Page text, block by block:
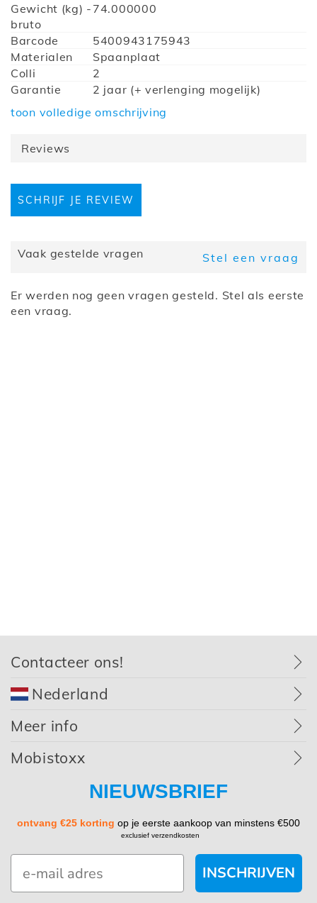
Meer
informatie
Gewicht (kg) -
bruto
74.000000
Barcode
5400943175943
Materialen
Spaanplaat
Colli
2
Garantie
2 jaar (+ verlenging mogelijk)
Montage
Zelfmontage met behulp van de
montagehandleiding
Diepte (cm)
Collectie
Silac
Kastindeling
Met deuren
Samenstelling2 deuren (links)
Kleur
Matera/wotan eik
toon volledige omschrijving
Reviews
SCHRIJF JE REVIEW
Vaak gestelde vragen Stel een vraag
Er werden nog geen vragen gesteld. Stel als eerste
een vraag.
Contacteer ons!
Nederland
Meer info
Mobistoxx
NIEUWSBRIEF
ontvang €25 korting op je eerste aankoop van minstens €500
exclusief verzendkosten
INSCHRIJVEN